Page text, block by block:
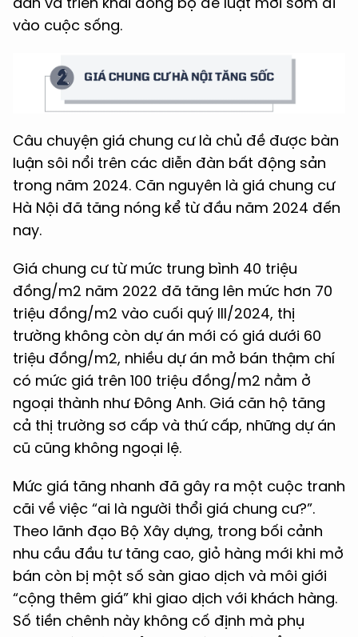
vào cuộc sống.
Câu chuyện giá chung cư là chủ đề được bàn
luận sôi nổi trên các diễn đàn bất động sản
trong năm 2024. Căn nguyên là giá chung cư
Hà Nội đã tăng nóng kể từ đầu năm 2024 đến
nay.
Giá chung cư từ mức trung bình 40 triệu
đồng/m2 năm 2022 đã tăng lên mức hơn 70
triệu đồng/m2 vào cuối quý III/2024, thị
trường không còn dự án mới có giá dưới 60
triệu đồng/m2, nhiều dự án mở bán thậm chí
có mức giá trên 100 triệu đồng/m2 nằm ở
ngoại thành như Đông Anh. Giá căn hộ tăng
cả thị trường sơ cấp và thứ cấp, những dự án
cũ cũng không ngoại lệ.
Mức giá tăng nhanh đã gây ra một cuộc tranh
cãi về việc “ai là người thổi giá chung cư?”.
Theo lãnh đạo Bộ Xây dựng, trong bối cảnh
nhu cầu đầu tư tăng cao, giỏ hàng mới khi mở
bán còn bị một số sàn giao dịch và môi giới
“cộng thêm giá” khi giao dịch với khách hàng.
Số tiền chênh này không cố định mà phụ